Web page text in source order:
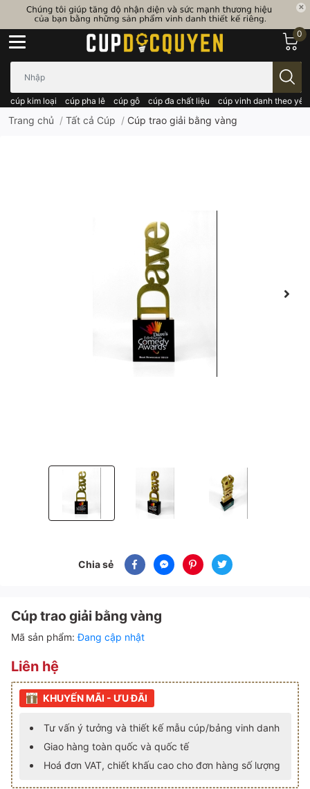
cúp kim loại cúp pha lê cúp gỗ cúp đa chất liệu cúp vinh danh theo
0
Trang chủ / Tất cả Cúp / Cúp trao giải bằng vàng
Cúp trao giải bằng vàngCúp trao giải bằng vàngCúp trao giải bằng vàng
Chia sẻ
Cúp trao giải bằng vàng
Mã sản phẩm:Đang cập nhật
Liên hệ
KHUYẾN MÃI - ƯU ĐÃI
Tư vấn ý tưởng và thiết kế mẫu cúp/bảng vinh danh
Giao hàng toàn quốc và quốc tế
Hoá đơn VAT, chiết khấu cao cho đơn hàng số lượng